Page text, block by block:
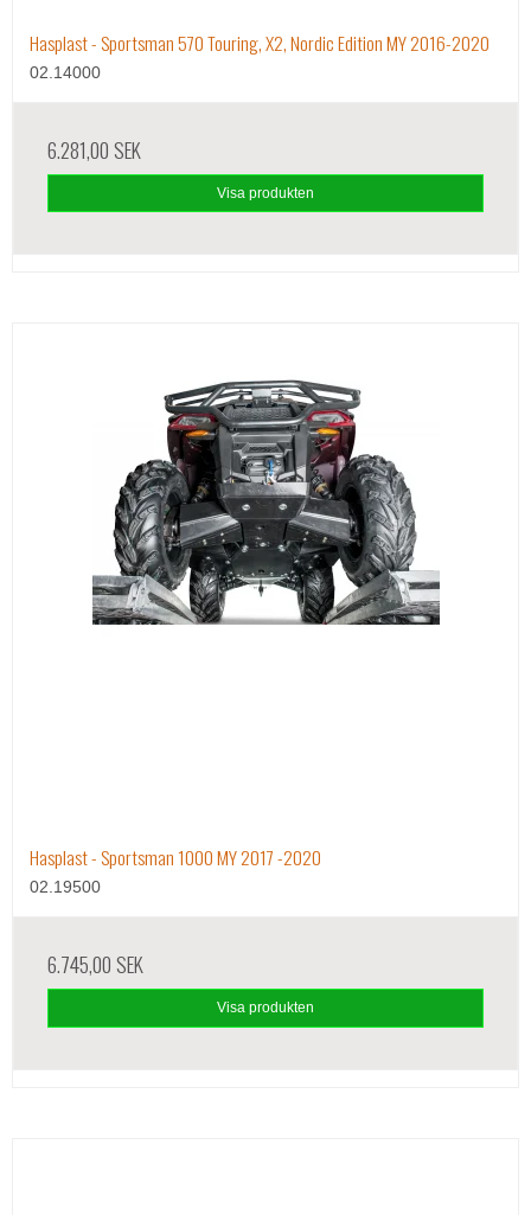
Hasplast - Sportsman 570 Touring, X2, Nordic Edition MY 2016-2020
02.14000
6.281,00 SEK
Visa produkten
Hasplast - Sportsman 1000 MY 2017 -2020
02.19500
6.745,00 SEK
Visa produkten